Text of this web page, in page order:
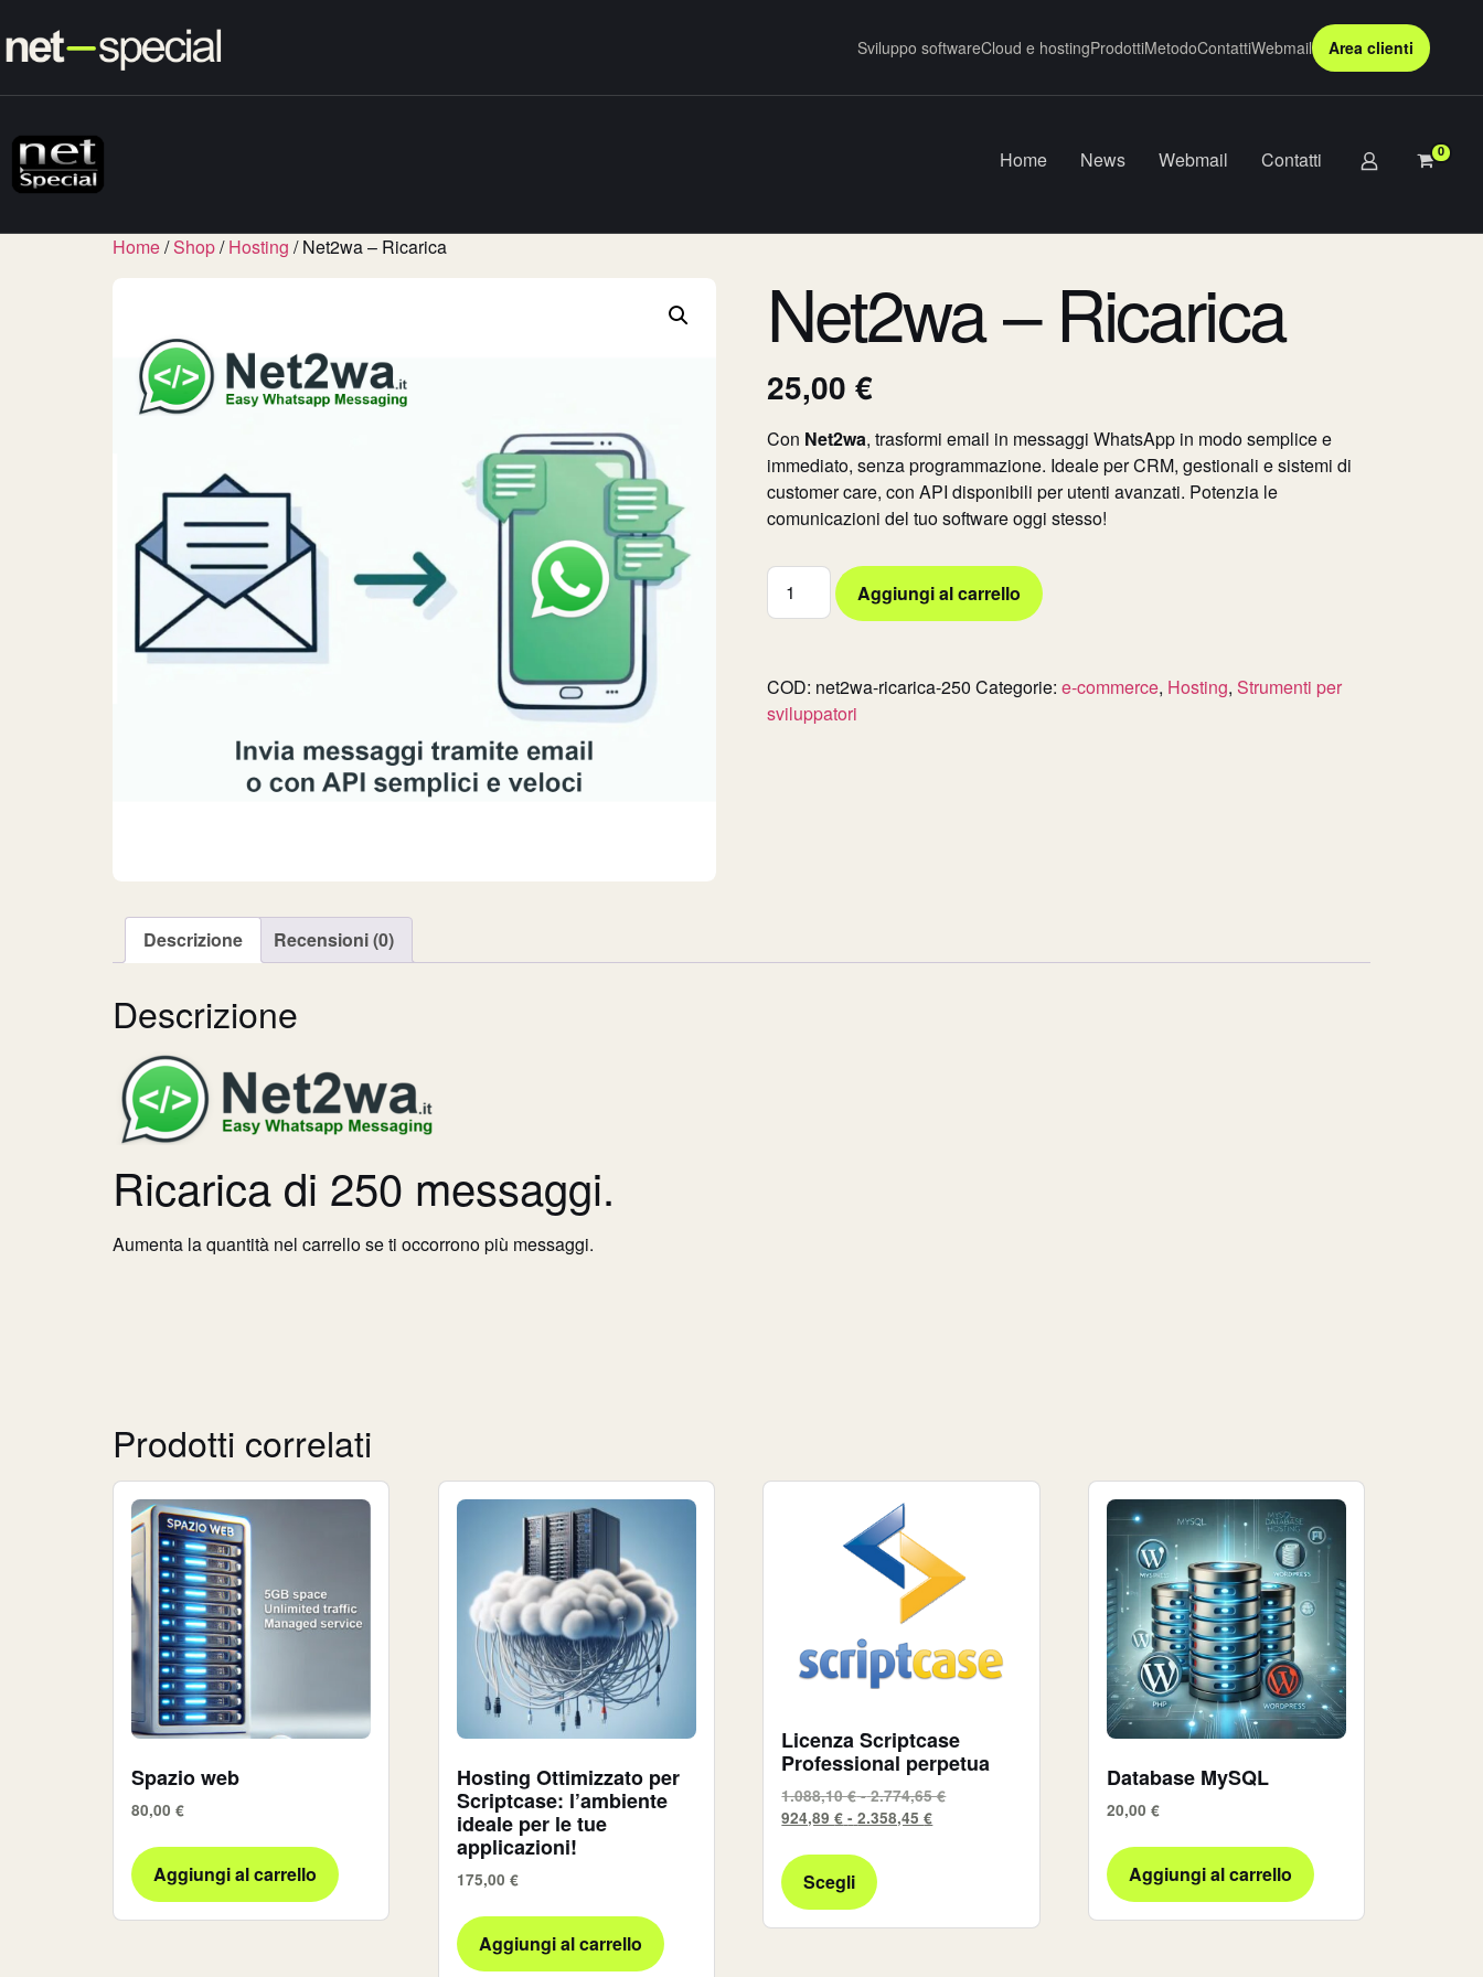
Sviluppo softwareCloud e hostingProdottiMetodoContattiWebmail Area clienti
Home News Webmail Contatti 0
Home/Shop/Hosting / Net2wa – Ricarica
Net2wa – Ricarica
25,00 €
Con Net2wa, trasformi email in messaggi WhatsApp in modo semplice e
immediato, senza programmazione. Ideale per CRM, gestionali e sistemi di
customer care, con API disponibili per utenti avanzati. Potenzia le
comunicazioni del tuo software oggi stesso!
Aggiungi al carrello
COD: net2wa-ricarica-250 Categorie: e-commerce, Hosting, Strumenti per
sviluppatori
Descrizione Recensioni (0)
Descrizione
Ricarica di 250 messaggi.
Aumenta la quantità nel carrello se ti occorrono più messaggi.
Prodotti correlati
Spazio web
80,00 €
Aggiungi al carrello
Hosting Ottimizzato per
Scriptcase: l’ambiente
ideale per le tue
applicazioni!
175,00 €
Aggiungi al carrello
Licenza Scriptcase
Professional perpetua
1.088,10€ - 2.774,65€
924,89€ - 2.358,45€
Scegli
Database MySQL
20,00€
Aggiungi al carrello